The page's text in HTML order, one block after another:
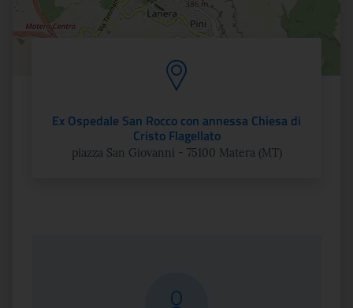
Ex Ospedale San Rocco con annessa Chiesa di
Cristo Flagellato
piazza San Giovanni - 75100 Matera (MT)